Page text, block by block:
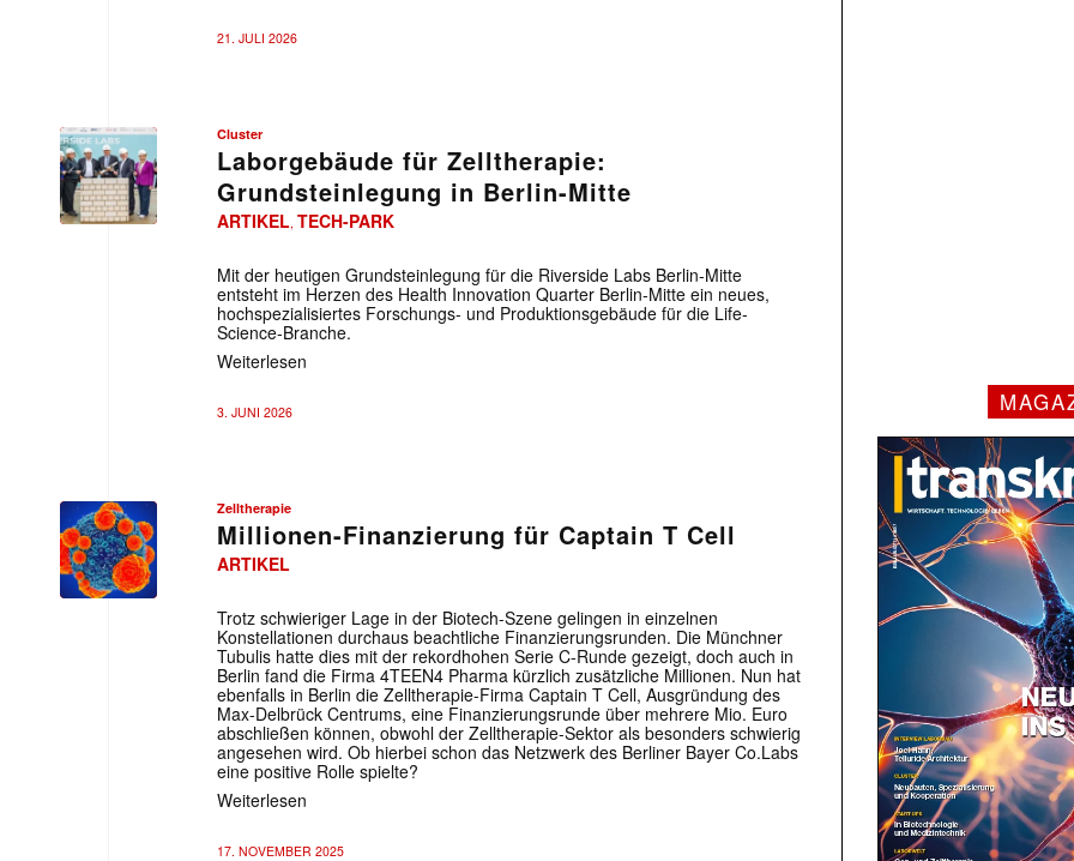
21. JULI 2026
Cluster
Laborgebäude für Zelltherapie:
Grundsteinlegung in Berlin-Mitte
ARTIKEL, TECH-PARK
Mit der heutigen Grundsteinlegung für die Riverside Labs Berlin-Mitte
entsteht im Herzen des Health Innovation Quarter Berlin-Mitte ein neues,
hochspezialisiertes Forschungs- und Produktionsgebäude für die Life-
Science-Branche.
Weiterlesen
3. JUNI 2026
Zelltherapie
Millionen-Finanzierung für Captain T Cell
ARTIKEL
Trotz schwieriger Lage in der Biotech-Szene gelingen in einzelnen
Konstellationen durchaus beachtliche Finanzierungsrunden. Die Münchner
Tubulis hatte dies mit der rekordhohen Serie C-Runde gezeigt, doch auch in
Berlin fand die Firma 4TEEN4 Pharma kürzlich zusätzliche Millionen. Nun hat
ebenfalls in Berlin die Zelltherapie-Firma Captain T Cell, Ausgründung des
Max-Delbrück Centrums, eine Finanzierungsrunde über mehrere Mio. Euro
abschließen können, obwohl der Zelltherapie-Sektor als besonders schwierig
angesehen wird. Ob hierbei schon das Netzwerk des Berliner Bayer Co.Labs
eine positive Rolle spielte?
Weiterlesen
17. NOVEMBER 2025